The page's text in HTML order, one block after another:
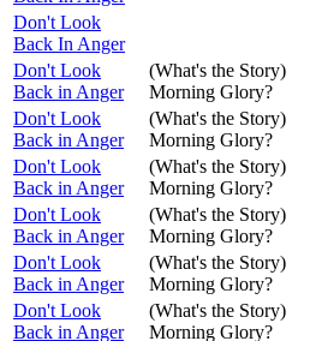
Don't Look
Back In Anger
Don't Look
Back in Anger
(What's the Story)
Morning Glory?
Don't Look
Back in Anger
(What's the Story)
Morning Glory?
Don't Look
Back in Anger
(What's the Story)
Morning Glory?
Don't Look
Back in Anger
(What's the Story)
Morning Glory?
Don't Look
Back in Anger
(What's the Story)
Morning Glory?
Don't Look
Back in Anger
(What's the Story)
Morning Glory?